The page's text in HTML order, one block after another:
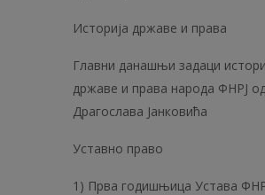
Историја државе и права
Главни данашњи задаци
државе и права народа ФНРЈ
Драгослава Јанковића
Уставно право
1) Прва годишњица Устава